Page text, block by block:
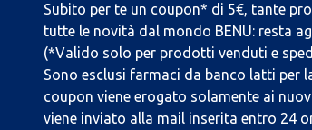
Subito per te un coupon* di 5€, tante
tutte le novità dal mondo BENU: resta
(*Valido solo per prodotti venduti e
Sono esclusi farmaci da banco latti per
coupon viene erogato solamente ai
viene inviato alla mail inserita entro 24